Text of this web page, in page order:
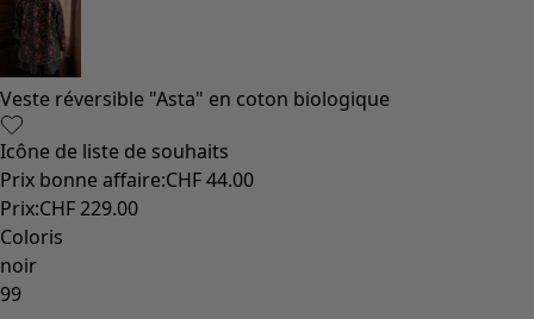
Veste réversible "Asta" en coton biologique
Icône de liste de souhaits
Prix bonne affaire:CHF 44.00
Prix:CHF 229.00
Coloris
noir
99